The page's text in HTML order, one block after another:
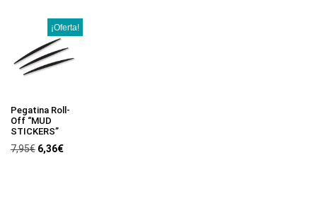
¡Oferta!
Pegatina Roll-
Off “MUD
STICKERS”
7,95€ 6,36€